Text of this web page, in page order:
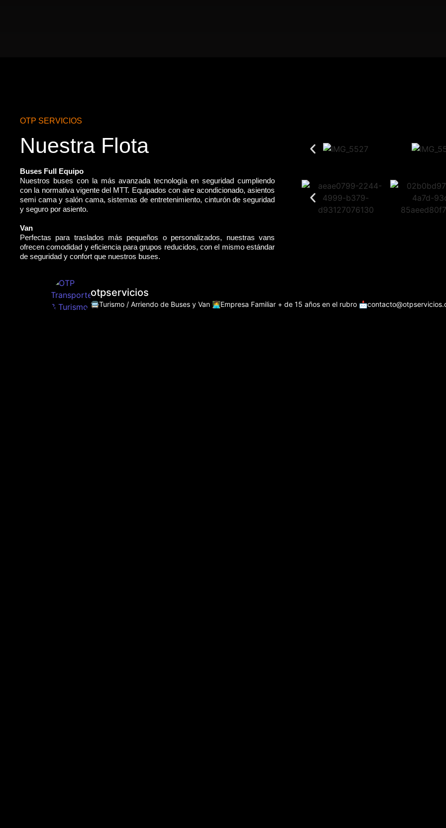
OTP SERVICIOS
Nuestra Flota
Buses Full Equipo
Nuestros buses con la más avanzada tecnología en seguridad cumpliendo
con la normativa vigente del MTT. Equipados con aire acondicionado, asientos
semi cama y salón cama, sistemas de entretenimiento, cinturón de seguridad
y seguro por asiento.
Van
Perfectas para traslados más pequeños o personalizados, nuestras vans
ofrecen comodidad y eficiencia para grupos reducidos, con el mismo estándar
de seguridad y confort que nuestros buses.
otpservicios
🚍Turismo / Arriendo de Buses y Van 👩‍💻Empresa Familiar + de 15 años en el rubro